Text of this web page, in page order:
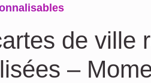
de ville
–